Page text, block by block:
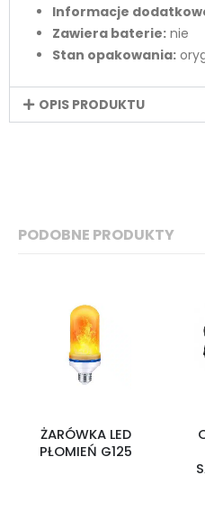
Informacje
Zawiera baterie: nie
Stan opakowania:
OPIS PRODUKTU
PODOBNE PRODUKTY
ŻARÓWKA LED
PŁOMIEŃ G125